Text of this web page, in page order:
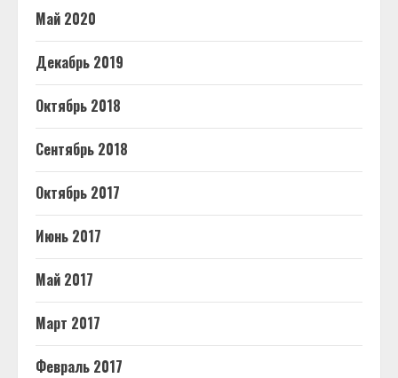
Май 2020
Декабрь 2019
Октябрь 2018
Сентябрь 2018
Октябрь 2017
Июнь 2017
Май 2017
Март 2017
Февраль 2017